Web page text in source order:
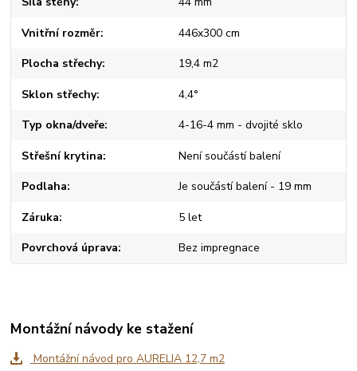
Vnitřní rozměr 446x300 cm
Plocha střechy 19,4 m2
Sklon střechy 4,4°
Typ okna/dveře 4-16-4 mm - dvojité sklo
Střešní krytina Není součástí balení
Podlaha Je součástí balení - 19 mm
Záruka 5 let
Povrchová úprava Bez impregnace
Montážní návody ke stažení
Montážní návod pro AURELIA 12,7 m2